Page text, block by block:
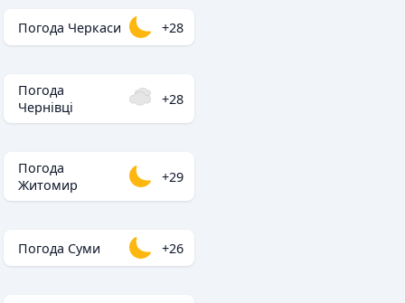
Погода Черкаси +28
Погода
Чернівці
+28
Погода
Житомир
+29
Погода Суми +26